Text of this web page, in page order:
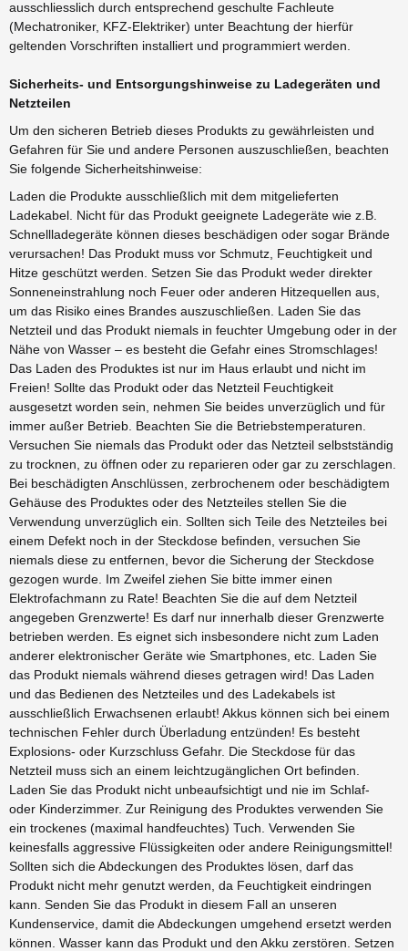
ausschliesslich durch entsprechend geschulte Fachleute
(Mechatroniker, KFZ-Elektriker) unter Beachtung der hierfür
geltenden Vorschriften installiert und programmiert werden.
Sicherheits- und Entsorgungshinweise zu Ladegeräten und
Netzteilen
Um den sicheren Betrieb dieses Produkts zu gewährleisten und
Gefahren für Sie und andere Personen auszuschließen, beachten
Sie folgende Sicherheitshinweise:
Laden die Produkte ausschließlich mit dem mitgelieferten
Ladekabel. Nicht für das Produkt geeignete Ladegeräte wie z.B.
Schnellladegeräte können dieses beschädigen oder sogar Brände
verursachen! Das Produkt muss vor Schmutz, Feuchtigkeit und
Hitze geschützt werden. Setzen Sie das Produkt weder direkter
Sonneneinstrahlung noch Feuer oder anderen Hitzequellen aus,
um das Risiko eines Brandes auszuschließen. Laden Sie das
Netzteil und das Produkt niemals in feuchter Umgebung oder in der
Nähe von Wasser – es besteht die Gefahr eines Stromschlages!
Das Laden des Produktes ist nur im Haus erlaubt und nicht im
Freien! Sollte das Produkt oder das Netzteil Feuchtigkeit
ausgesetzt worden sein, nehmen Sie beides unverzüglich und für
immer außer Betrieb. Beachten Sie die Betriebstemperaturen.
Versuchen Sie niemals das Produkt oder das Netzteil selbstständig
zu trocknen, zu öffnen oder zu reparieren oder gar zu zerschlagen.
Bei beschädigten Anschlüssen, zerbrochenem oder beschädigtem
Gehäuse des Produktes oder des Netzteiles stellen Sie die
Verwendung unverzüglich ein. Sollten sich Teile des Netzteiles bei
einem Defekt noch in der Steckdose befinden, versuchen Sie
niemals diese zu entfernen, bevor die Sicherung der Steckdose
gezogen wurde. Im Zweifel ziehen Sie bitte immer einen
Elektrofachmann zu Rate! Beachten Sie die auf dem Netzteil
angegeben Grenzwerte! Es darf nur innerhalb dieser Grenzwerte
betrieben werden. Es eignet sich insbesondere nicht zum Laden
anderer elektronischer Geräte wie Smartphones, etc. Laden Sie
das Produkt niemals während dieses getragen wird! Das Laden
und das Bedienen des Netzteiles und des Ladekabels ist
ausschließlich Erwachsenen erlaubt! Akkus können sich bei einem
technischen Fehler durch Überladung entzünden! Es besteht
Explosions- oder Kurzschluss Gefahr. Die Steckdose für das
Netzteil muss sich an einem leichtzugänglichen Ort befinden.
Laden Sie das Produkt nicht unbeaufsichtigt und nie im Schlaf-
oder Kinderzimmer. Zur Reinigung des Produktes verwenden Sie
ein trockenes (maximal handfeuchtes) Tuch. Verwenden Sie
keinesfalls aggressive Flüssigkeiten oder andere Reinigungsmittel!
Sollten sich die Abdeckungen des Produktes lösen, darf das
Produkt nicht mehr genutzt werden, da Feuchtigkeit eindringen
kann. Senden Sie das Produkt in diesem Fall an unseren
Kundenservice, damit die Abdeckungen umgehend ersetzt werden
können. Wasser kann das Produkt und den Akku zerstören. Setzen